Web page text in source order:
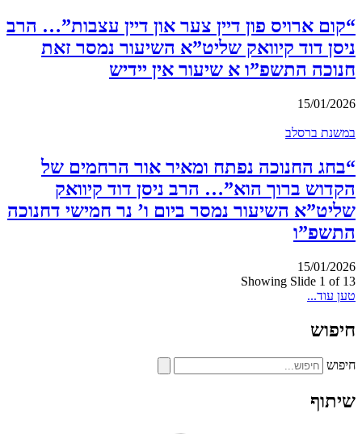
“קום ארויס פון דיין צער און דיין עצבות”… הרב
ניסן דוד קיוואק שליט”א השיעור נמסר זאת
חנוכה התשפ”ו א שיעור אין יידיש
15/01/2026
במשנת ברסלב
“בחג החנוכה נפתח ומאיר אור הרחמים של
הקדוש ברוך הוא”… הרב ניסן דוד קיוואק
שליט”א השיעור נמסר ביום ו’ נר חמישי דחנוכה
התשפ”ו
15/01/2026
Showing Slide 1 of 13
טען עוד...
חיפוש
חיפוש
שיתוף